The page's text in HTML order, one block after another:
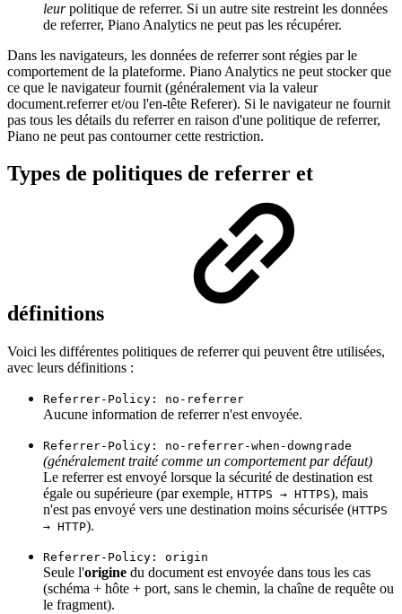
leurpolitique de referrer. Si un autre site restreint les données
de referrer, Piano Analytics ne peut pas les récupérer.
Dans les navigateurs, les données de referrer sont régies par le
comportement de la plateforme. Piano Analytics ne peut stocker que
ce que le navigateur fournit (généralement via la valeur
document.referrer et/ou l'en-tête Referer). Si le navigateur ne fournit
pas tous les détails du referrer en raison d'une politique de referrer,
Piano ne peut pas contourner cette restriction.
Types de politiques de referrer et
définitions
Voici les différentes politiques de referrer qui peuvent être utilisées,
avec leurs définitions :
Referrer-Policy: no-referrer
Aucune information de referrer n'est envoyée.
Referrer-Policy: no-referrer-when-downgrade
(généralement traité comme un comportement par défaut)
Le referrer est envoyé lorsque la sécurité de destination est
égale ou supérieure (par exemple, HTTPS → HTTPS), mais
n'est pas envoyé vers une destination moins sécurisée (HTTPS
→ HTTP).
Referrer-Policy: origin
Seule l'origine du document est envoyée dans tous les cas
(schéma + hôte + port, sans le chemin, la chaîne de requête ou
le fragment).